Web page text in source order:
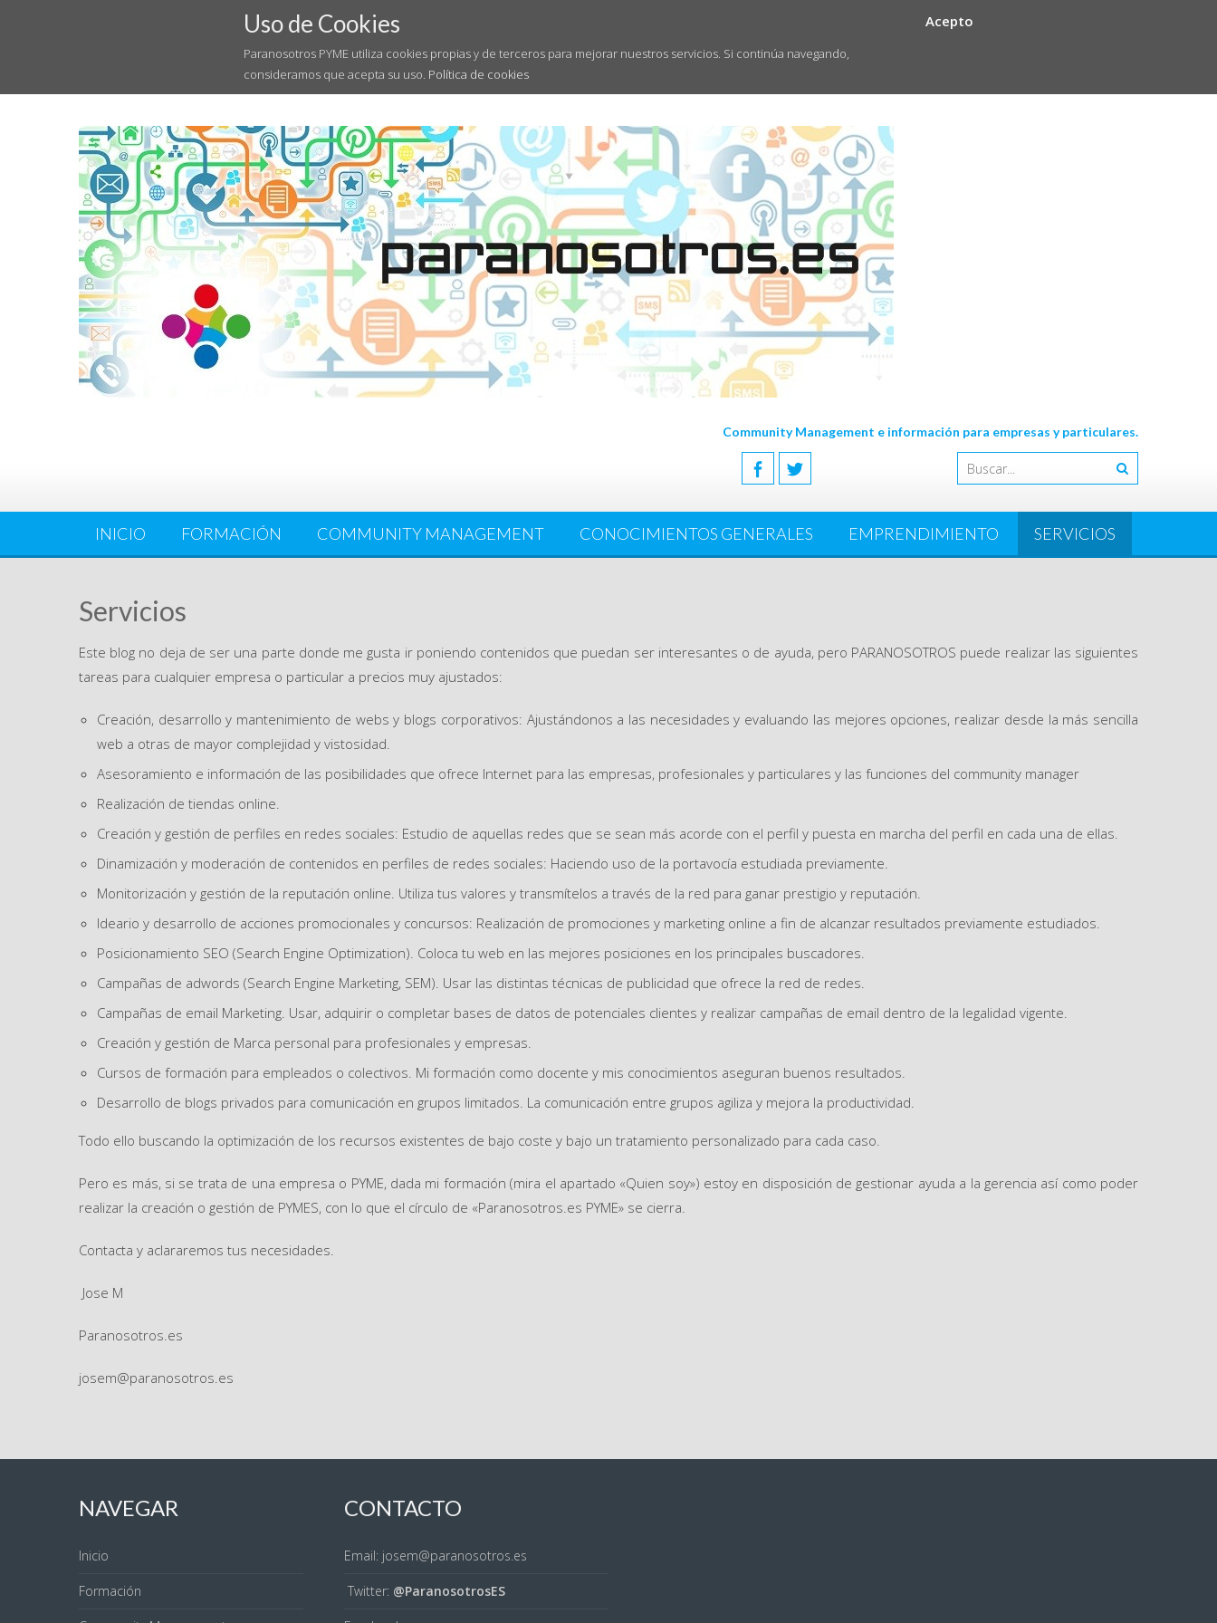
Uso de Cookies
Paranosotros PYME utiliza cookies propias y de terceros para mejorar nuestros servicios. Si continúa navegando,
consideramos que acepta su uso. Política de cookies
Acepto
Community Management e información para empresas y particulares.
INICIO FORMACIÓN COMMUNITY MANAGEMENT CONOCIMIENTOS GENERALES EMPRENDIMIENTO SERVICIOS
Servicios
Este blog no deja de ser una parte donde me gusta ir poniendo contenidos que puedan ser interesantes o de ayuda, pero PARANOSOTROS puede realizar las siguientes
tareas para cualquier empresa o particular a precios muy ajustados:
Creación, desarrollo y mantenimiento de webs y blogs corporativos: Ajustándonos a las necesidades y evaluando las mejores opciones, realizar desde la más sencilla
web a otras de mayor complejidad y vistosidad.
Asesoramiento e información de las posibilidades que ofrece Internet para las empresas, profesionales y particulares y las funciones del community manager
Realización de tiendas online.
Creación y gestión de perfiles en redes sociales: Estudio de aquellas redes que se sean más acorde con el perfil y puesta en marcha del perfil en cada una de ellas.
Dinamización y moderación de contenidos en perfiles de redes sociales: Haciendo uso de la portavocía estudiada previamente.
Monitorización y gestión de la reputación online. Utiliza tus valores y transmítelos a través de la red para ganar prestigio y reputación.
Ideario y desarrollo de acciones promocionales y concursos: Realización de promociones y marketing online a fin de alcanzar resultados previamente estudiados.
Posicionamiento SEO (Search Engine Optimization). Coloca tu web en las mejores posiciones en los principales buscadores.
Campañas de adwords (Search Engine Marketing, SEM). Usar las distintas técnicas de publicidad que ofrece la red de redes.
Campañas de email Marketing. Usar, adquirir o completar bases de datos de potenciales clientes y realizar campañas de email dentro de la legalidad vigente.
Creación y gestión de Marca personal para profesionales y empresas.
Cursos de formación para empleados o colectivos. Mi formación como docente y mis conocimientos aseguran buenos resultados.
Desarrollo de blogs privados para comunicación en grupos limitados. La comunicación entre grupos agiliza y mejora la productividad.
Todo ello buscando la optimización de los recursos existentes de bajo coste y bajo un tratamiento personalizado para cada caso.
Pero es más, si se trata de una empresa o PYME, dada mi formación (mira el apartado «Quien soy») estoy en disposición de gestionar ayuda a la gerencia así como poder
realizar la creación o gestión de PYMES, con lo que el círculo de «Paranosotros.es PYME» se cierra.
Contacta y aclararemos tus necesidades.
Jose M
Paranosotros.es
josem@paranosotros.es
NAVEGAR
Inicio
Formación
CONTACTO
Email: josem@paranosotros.es
Twitter: @ParanosotrosES